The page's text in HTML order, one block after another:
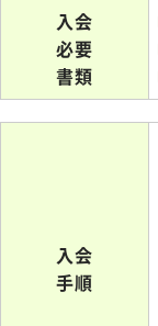
入会
必要
書類
入会
手順